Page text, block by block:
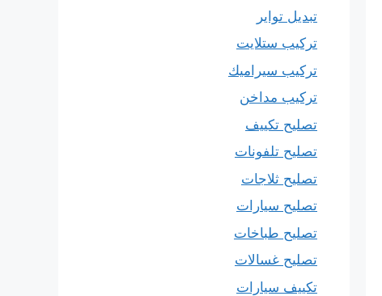
تبديل تواير
تركيب ستلايت
تركيب سيراميك
تركيب مداخن
تصليح تكييف
تصليح تلفونات
تصليح ثلاجات
تصليح سيارات
تصليح طباخات
تصليح غسالات
تكييف سيارات